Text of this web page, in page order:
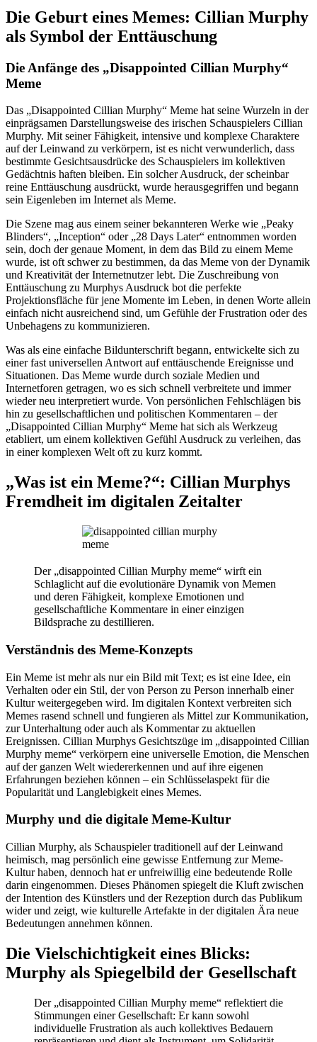
Die Geburt eines Memes: Cillian Murphy
als Symbol der Enttäuschung
Die Anfänge des „Disappointed Cillian Murphy“
Meme
Das „Disappointed Cillian Murphy“ Meme hat seine Wurzeln in der
einprägsamen Darstellungsweise des irischen Schauspielers Cillian
Murphy. Mit seiner Fähigkeit, intensive und komplexe Charaktere
auf der Leinwand zu verkörpern, ist es nicht verwunderlich, dass
bestimmte Gesichtsausdrücke des Schauspielers im kollektiven
Gedächtnis haften bleiben. Ein solcher Ausdruck, der scheinbar
reine Enttäuschung ausdrückt, wurde herausgegriffen und begann
sein Eigenleben im Internet als Meme.
Die Szene mag aus einem seiner bekannteren Werke wie „Peaky
Blinders“, „Inception“ oder „28 Days Later“ entnommen worden
sein, doch der genaue Moment, in dem das Bild zu einem Meme
wurde, ist oft schwer zu bestimmen, da das Meme von der Dynamik
und Kreativität der Internetnutzer lebt. Die Zuschreibung von
Enttäuschung zu Murphys Ausdruck bot die perfekte
Projektionsfläche für jene Momente im Leben, in denen Worte allein
einfach nicht ausreichend sind, um Gefühle der Frustration oder des
Unbehagens zu kommunizieren.
Was als eine einfache Bildunterschrift begann, entwickelte sich zu
einer fast universellen Antwort auf enttäuschende Ereignisse und
Situationen. Das Meme wurde durch soziale Medien und
Internetforen getragen, wo es sich schnell verbreitete und immer
wieder neu interpretiert wurde. Von persönlichen Fehlschlägen bis
hin zu gesellschaftlichen und politischen Kommentaren – der
„Disappointed Cillian Murphy“ Meme hat sich als Werkzeug
etabliert, um einem kollektiven Gefühl Ausdruck zu verleihen, das
in einer komplexen Welt oft zu kurz kommt.
„Was ist ein Meme?“: Cillian Murphys
Fremdheit im digitalen Zeitalter
Der „disappointed Cillian Murphy meme“ wirft ein
Schlaglicht auf die evolutionäre Dynamik von Memen
und deren Fähigkeit, komplexe Emotionen und
gesellschaftliche Kommentare in einer einzigen
Bildsprache zu destillieren.
Verständnis des Meme-Konzepts
Ein Meme ist mehr als nur ein Bild mit Text; es ist eine Idee, ein
Verhalten oder ein Stil, der von Person zu Person innerhalb einer
Kultur weitergegeben wird. Im digitalen Kontext verbreiten sich
Memes rasend schnell und fungieren als Mittel zur Kommunikation,
zur Unterhaltung oder auch als Kommentar zu aktuellen
Ereignissen. Cillian Murphys Gesichtszüge im „disappointed Cillian
Murphy meme“ verkörpern eine universelle Emotion, die Menschen
auf der ganzen Welt wiedererkennen und auf ihre eigenen
Erfahrungen beziehen können – ein Schlüsselaspekt für die
Popularität und Langlebigkeit eines Memes.
Murphy und die digitale Meme-Kultur
Cillian Murphy, als Schauspieler traditionell auf der Leinwand
heimisch, mag persönlich eine gewisse Entfernung zur Meme-
Kultur haben, dennoch hat er unfreiwillig eine bedeutende Rolle
darin eingenommen. Dieses Phänomen spiegelt die Kluft zwischen
der Intention des Künstlers und der Rezeption durch das Publikum
wider und zeigt, wie kulturelle Artefakte in der digitalen Ära neue
Bedeutungen annehmen können.
Die Vielschichtigkeit eines Blicks:
Murphy als Spiegelbild der Gesellschaft
Der „disappointed Cillian Murphy meme“ reflektiert die
Stimmungen einer Gesellschaft: Er kann sowohl
individuelle Frustration als auch kollektives Bedauern